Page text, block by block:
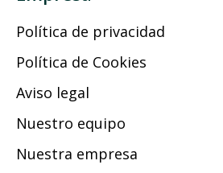
Política de privacidad
Política de Cookies
Aviso legal
Nuestro equipo
Nuestra empresa